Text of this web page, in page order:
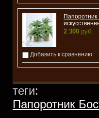
Папоротник
2 300 руб.
Добавить к сравнению
теги:
Папоротник